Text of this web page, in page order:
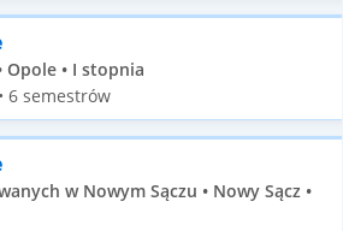
Opole • I stopnia
6 semestrów
w Nowym Sączu • Nowy Sącz •